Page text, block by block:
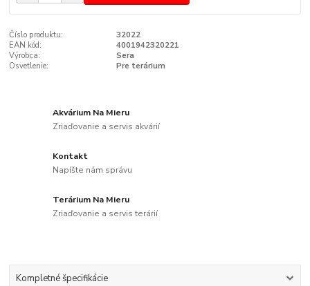
Číslo produktu:
32022
EAN kód:
4001942320221
Výrobca:
Sera
Osvetlenie:
Pre terárium
Akvárium Na Mieru
Zriaďovanie a servis akvárií
Kontakt
Napíšte nám správu
Terárium Na Mieru
Zriaďovanie a servis terárií
Kompletné špecifikácie